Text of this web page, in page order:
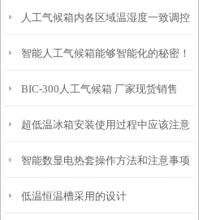
人工气候箱内各区域温湿度一致调控
方法
智能人工气候箱能够智能化的秘密！
BIC-300人工气候箱 厂家现货销售
超低温冰箱安装使用过程中应该注意
的问题
智能数显电热套操作方法和注意事项
低温恒温槽采用的设计